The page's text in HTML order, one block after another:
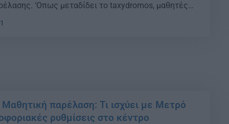
‘Οπως μεταδίδει το taxydromos, μαθητές
φέρονται να φώναξαν σύνθημα υπέρ της Χρυσής
ανάρτηση που έγινε από… χρήστη του Facebook και
παρέλαση: Τι ισχύει με Μετρό
ρυθμίσεις στο κέντρο